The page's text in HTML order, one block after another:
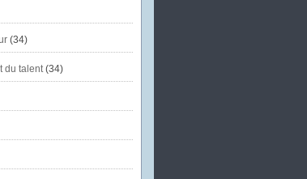
(34)
du talent(34)